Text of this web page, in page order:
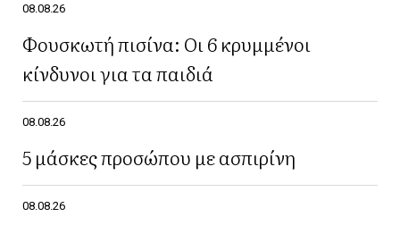
08.08.26
Φουσκωτή πισίνα: Οι 6 κρυμμένοι
κίνδυνοι για τα παιδιά
08.08.26
5 μάσκες προσώπου με ασπιρίνη
08.08.26